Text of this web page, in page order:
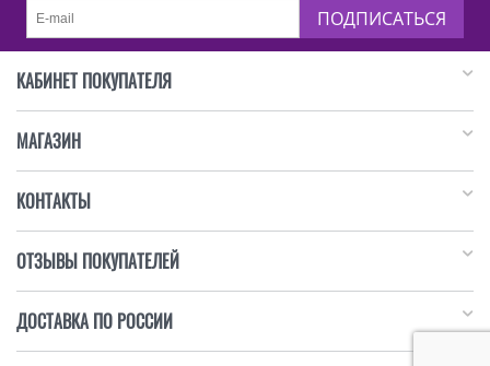
ПОДПИСАТЬСЯ
КАБИНЕТ ПОКУПАТЕЛЯ
МАГАЗИН
КОНТАКТЫ
ОТЗЫВЫ ПОКУПАТЕЛЕЙ
ДОСТАВКА ПО РОССИИ